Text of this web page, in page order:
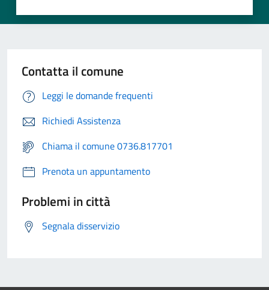
Contatta il comune
Leggi le domande frequenti
Richiedi Assistenza
Chiama il comune 0736.817701
Prenota un appuntamento
Problemi in città
Segnala disservizio